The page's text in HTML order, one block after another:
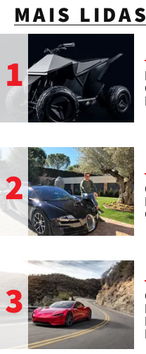
MAIS LIDAS
1
2
3